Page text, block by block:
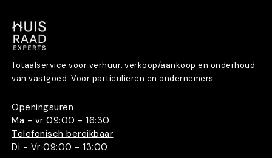
Totaalservice voor verhuur, verkoop/aankoop en onderhoud
van vastgoed. Voor particulieren en ondernemers.
Openingsuren
Ma - vr 09:00 - 16:30
Telefonisch bereikbaar
Di - Vr 09:00 - 13:00